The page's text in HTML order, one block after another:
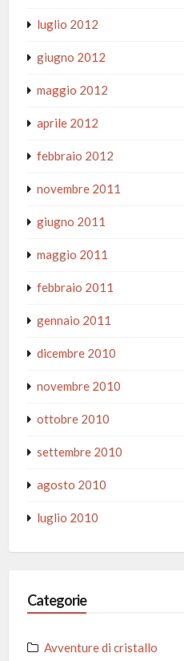
luglio 2012
giugno 2012
maggio 2012
aprile 2012
febbraio 2012
novembre 2011
giugno 2011
maggio 2011
febbraio 2011
gennaio 2011
dicembre 2010
novembre 2010
ottobre 2010
settembre 2010
agosto 2010
luglio 2010
Categorie
Avventure di cristallo